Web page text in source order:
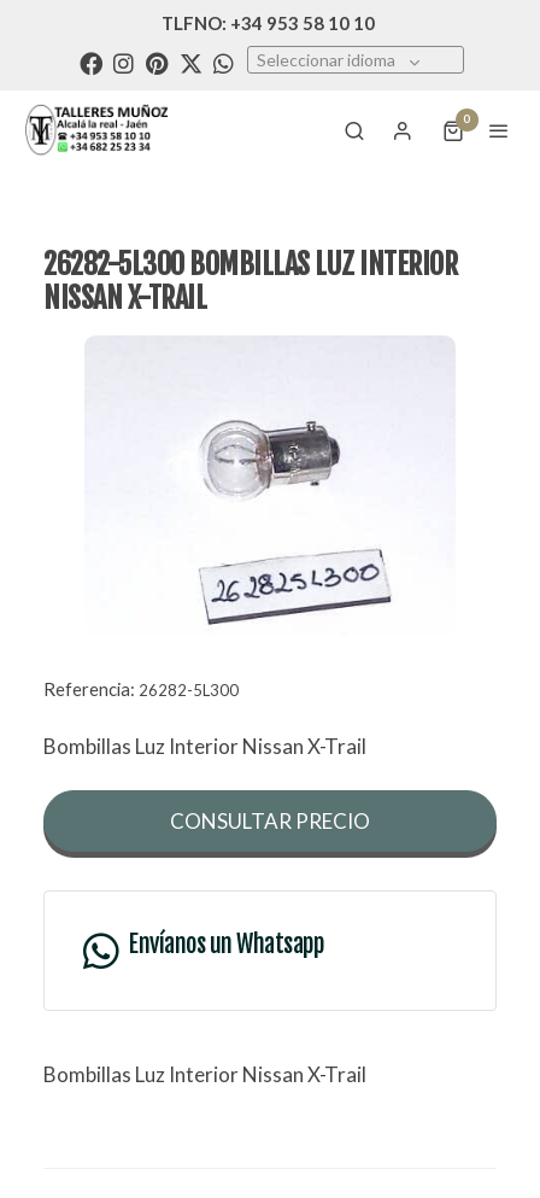
TLFNO: +34 953 58 10 10
Seleccionar idioma
0
26282-5L300 BOMBILLAS LUZ INTERIOR
NISSAN X-TRAIL
Referencia: 26282-5L300
Bombillas Luz Interior Nissan X-Trail
CONSULTAR PRECIO
Envíanos un Whatsapp
Bombillas Luz Interior Nissan X-Trail